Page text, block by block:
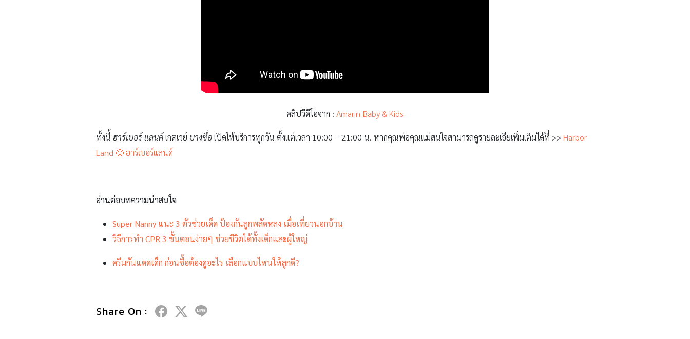
คลิปวีดีโอจาก : Amarin Baby & Kids
ทั้งนี้ ฮาร์เบอร์ แลนด์เกตเวย์ บางซื่อเปิดให้บริการทุกวัน ตั้งแต่เวลา 10:00 – 21:00 น. หากคุณพ่อคุณแม่สนใจสามารถดูรายละเอียเพิ่มเติมได้ที่ >>Harbor
Land 🙂 ฮาร์เบอร์แลนด์
อ่านต่อบทความน่าสนใจ
Super Nanny แนะ 3 ตัวช่วยเด็ด ป้องกันลูกพลัดหลง เมื่อเที่ยวนอกบ้าน
วิธีการทำ CPR 3 ขั้นตอนง่ายๆ ช่วยชีวิตได้ทั้งเด็กและผู้ใหญ่
ครีมกันแดดเด็ก ก่อนซื้อต้องดูอะไร เลือกแบบไหนให้ลูกดี?
Share On :